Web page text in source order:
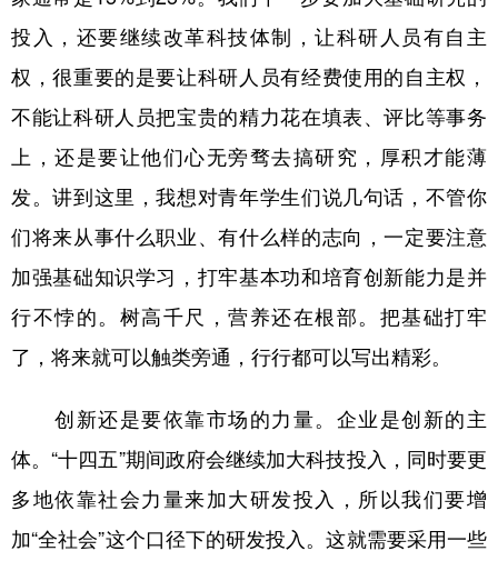
投入，还要继续改革科技体制，让科研人员有自主
权，很重要的是要让科研人员有经费使用的自主权，
不能让科研人员把宝贵的精力花在填表、评比等事务
上，还是要让他们心无旁骛去搞研究，厚积才能薄
发。讲到这里，我想对青年学生们说几句话，不管你
们将来从事什么职业、有什么样的志向，一定要注意
加强基础知识学习，打牢基本功和培育创新能力是并
行不悖的。树高千尺，营养还在根部。把基础打牢
了，将来就可以触类旁通，行行都可以写出精彩。
创新还是要依靠市场的力量。企业是创新的主
体。“十四五”期间政府会继续加大科技投入，同时要更
多地依靠社会力量来加大研发投入，所以我们要增
加“全社会”这个口径下的研发投入。这就需要采用一些